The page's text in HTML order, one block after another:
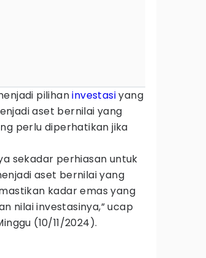
pilihaninvestasiyang
aset bernilai yang
perlu diperhatikan jika
sekadar perhiasan untuk
aset bernilai yang
kadar emas yang
nilai investasinya,” ucap
(10/11/2024).